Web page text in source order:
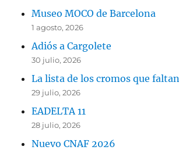
Museo MOCO de Barcelona
1 agosto, 2026
Adiós a Cargolete
30 julio, 2026
La lista de los cromos que faltan
29 julio, 2026
EADELTA 11
28 julio, 2026
Nuevo CNAF 2026